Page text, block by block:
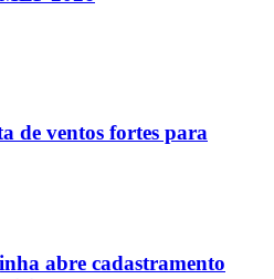
de ventos fortes para
abre cadastramento